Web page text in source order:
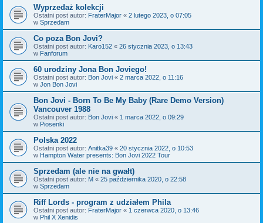
Wyprzedaż kolekcji
Ostatni post autor: FraterMajor « 2 lutego 2023, o 07:05
w Sprzedam
Co poza Bon Jovi?
Ostatni post autor: Karo152 « 26 stycznia 2023, o 13:43
w Fanforum
60 urodziny Jona Bon Joviego!
Ostatni post autor: Bon Jovi « 2 marca 2022, o 11:16
w Jon Bon Jovi
Bon Jovi - Born To Be My Baby (Rare Demo Version)
Vancouver 1988
Ostatni post autor: Bon Jovi « 1 marca 2022, o 09:29
w Piosenki
Polska 2022
Ostatni post autor: Anitka39 « 20 stycznia 2022, o 10:53
w Hampton Water presents: Bon Jovi 2022 Tour
Sprzedam (ale nie na gwałt)
Ostatni post autor: M « 25 października 2020, o 22:58
w Sprzedam
Riff Lords - program z udziałem Phila
Ostatni post autor: FraterMajor « 1 czerwca 2020, o 13:46
w Phil X Xenidis